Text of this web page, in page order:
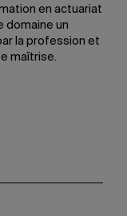
en actuariat
domaine un
la profession et
maîtrise.